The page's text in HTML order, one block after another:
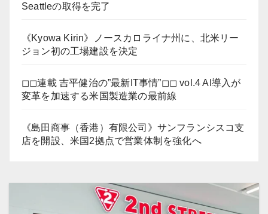
Seattleの取得を完了
《Kyowa Kirin》ノースカロライナ州に、北米リー
ジョン初の工場建設を決定
◻︎◻︎連載 吉平健治の”最新IT事情”◻︎◻︎ vol.4 AI導入が
変革を加速する米国製造業の最前線
《島田商事（香港）有限公司》サンフランシスコ支
店を開設、米国2拠点で営業体制を強化へ